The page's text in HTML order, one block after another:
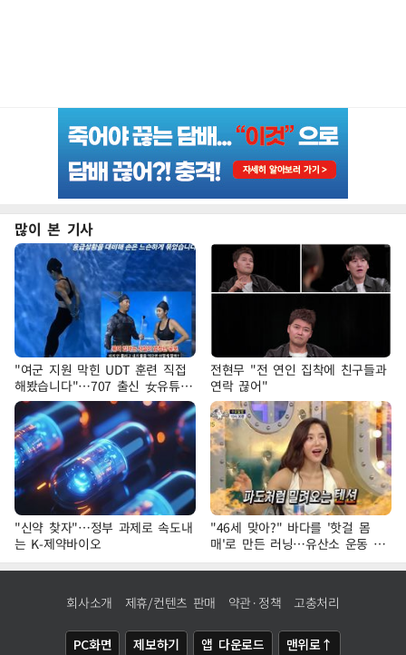
많이 본 기사
"여군 지원 막힌 UDT 훈련 직접
해봤습니다"…707 출신 女유튜버
'완벽 소화'
전현무 "전 연인 집착에 친구들과
연락 끊어"
"신약 찾자"…정부 과제로 속도내
는 K-제약바이오
"46세 맞아?" 바다를 '핫걸 몸
매'로 만든 러닝…유산소 운동 효
과 '톡톡'
회사소개 제휴/컨텐츠 판매 약관·정책 고충처리
PC화면 제보하기 앱 다운로드 맨위로↑